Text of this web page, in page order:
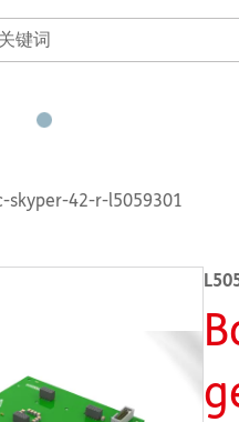
skyper-42-r-l5059301